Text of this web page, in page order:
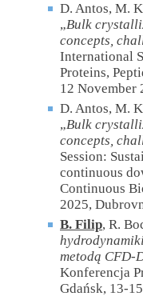
D. Antos, M.
„Bulk
concepts,
International
Proteins,
12 November
D. Antos, M.
„Bulk
concepts,
Session:
continuous
Continuous
2025,
B. Filip, R.
metodą CFD-
Konferencja
Gdańsk, 13-